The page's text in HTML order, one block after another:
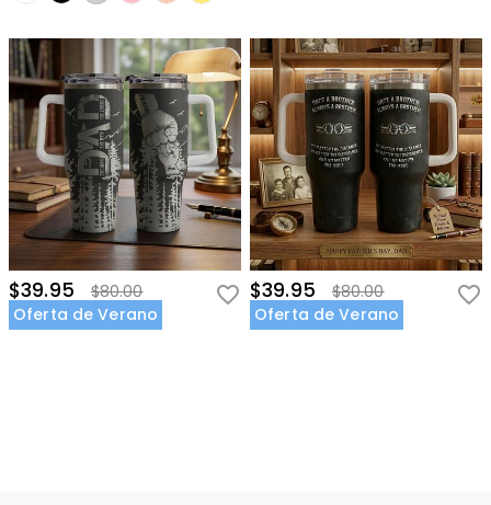
$39.95
$80.00
Oferta de Verano
$39.95
$80.00
Oferta de Verano